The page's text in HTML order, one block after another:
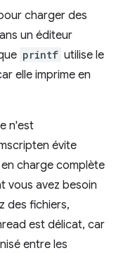
charger des
un éditeur
printf utilise le
elle imprime en
n'est
évite
charge complète
vous avez besoin
des fichiers,
est délicat, car
entre les